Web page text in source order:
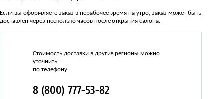
Если вы оформляете заказ в нерабочее время на утро, заказ может быть
доставлен через несколько часов после открытия салона.
Стоимость доставки в другие регионы можно
уточнить
по телефону:
8 (800) 777-53-82